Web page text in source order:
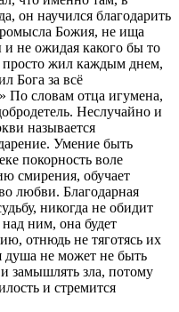
он научился благодарить
Божия, не ища
не ожидая какого бы то
жил каждым днем,
Бога за всё
По словам отца игумена,
Неслучайно и
называется
Умение быть
покорность воле
смирения, обучает
любви. Благодарная
никогда не обидит
ним, она будет
отнюдь не тяготясь их
душа не может не быть
замышлять зла, потому
и стремится